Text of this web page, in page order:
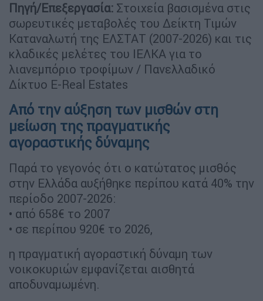
Πηγή/Επεξεργασία: Στοιχεία βασισμένα στις
σωρευτικές μεταβολές του Δείκτη Τιμών
Καταναλωτή της ΕΛΣΤΑΤ (2007-2026) και τις
κλαδικές μελέτες του ΙΕΛΚΑ για το
λιανεμπόριο τροφίμων / Πανελλαδικό
Δίκτυο E-Real Estates
Από την αύξηση των μισθών στη
μείωση της πραγματικής
αγοραστικής δύναμης
Παρά το γεγονός ότι ο κατώτατος μισθός
στην Ελλάδα αυξήθηκε περίπου κατά 40% την
περίοδο 2007-2026:
• από 658€ το 2007
• σε περίπου 920€ το 2026,
η πραγματική αγοραστική δύναμη των
νοικοκυριών εμφανίζεται αισθητά
αποδυναμωμένη.